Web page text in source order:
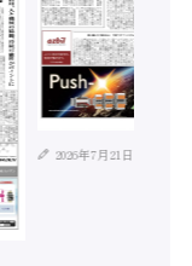
2026年7月21日